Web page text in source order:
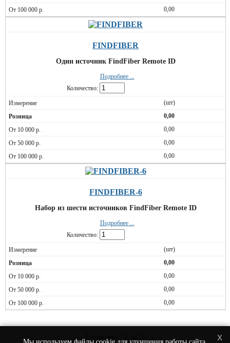
x
0,00
FINDFIBER
Один источник FindFiber Remote ID
Подробнее ...
Количество:
(шт)
0,00
0,00
0,00
0,00
FINDFIBER-6
Набор из шести источников FindFiber Remote ID
Подробнее ...
Количество:
(шт)
0,00
0,00
0,00
0,00